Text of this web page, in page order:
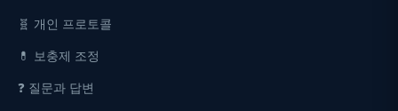
🧬 개인 프로토콜
💊 보충제 조정
❓ 질문과 답변